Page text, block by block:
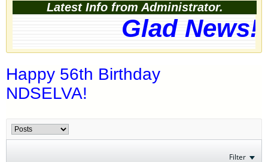
Latest Info from Administrator.
Glad
Happy 56th Birthday
NDSELVA!
Filter